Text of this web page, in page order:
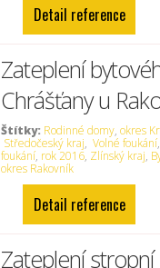
Detail reference
Zateplení
Chrášťany u
Štítky: Rodinné domy,okres
Středočeský kraj, Volné foukání,
foukání, rok 2016, Zlínský kraj,
okres Rakovník
Detail reference
Zateplení